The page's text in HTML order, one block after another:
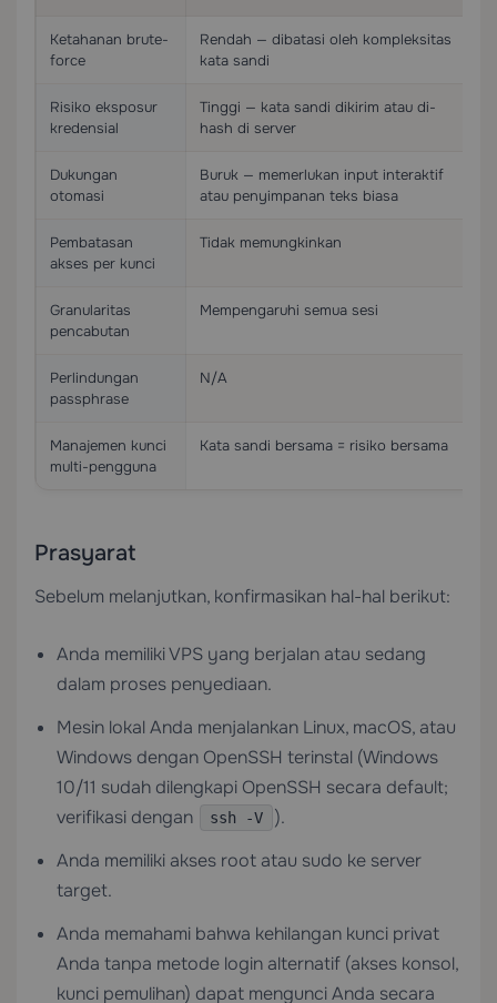
Ketahanan brute-
force
Rendah — dibatasi oleh kompleksitas
kata sandi
Risiko eksposur
kredensial
Tinggi — kata sandi dikirim atau di-
hash di server
Dukungan
otomasi
Buruk — memerlukan input interaktif
atau penyimpanan teks biasa
Pembatasan
akses per kunci
Tidak memungkinkan
Granularitas
pencabutan
Mempengaruhi semua sesi
Perlindungan
passphrase
N/A
Manajemen kunci
multi-pengguna
Kata sandi bersama = risiko bersama
Prasyarat
Sebelum melanjutkan, konfirmasikan hal-hal berikut:
Anda memilikiVPS yang berjalan atau sedang
dalam proses penyediaan.
Mesin lokal Anda menjalankan Linux, macOS, atau
Windows dengan OpenSSH terinstal (Windows
10/11 sudah dilengkapi OpenSSH secara default;
verifikasi dengan
ssh -V
).
Anda memiliki akses root atau sudo ke server
target.
Anda memahami bahwa kehilangan kunci privat
Anda tanpa metode login alternatif (akses konsol,
kunci pemulihan) dapat mengunci Anda secara